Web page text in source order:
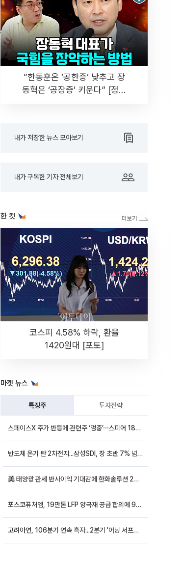
“한동훈은 ‘공한증’ 낮추고 장
동혁은 ‘공장증’ 키운다” [정치
내가 저장한 뉴스 모아보기
내가 구독한 기자 전체보기
한 컷
코스피 4.58% 하락, 환율
1420원대 [포토]
마켓 뉴스
특징주 투자전략
스페이스X 주가 반등에 관련주 ‘껑충’⋯스피어 18%ㆍ에이치브이엠 12%↑
반도체 온기 탄 2차전지...삼성SDI, 장 초반 7% 넘게 껑충
美 태양광 관세 반사이익 기대감에 한화솔루션 20%대·OCI홀딩스 14%대 급등
포스코퓨처엠, 19만톤 LFP 양극재 공급 합의에 9%대 강세
고려아연, 106분기 연속 흑자...2분기 '어닝 서프라이즈'에 장 초반 12%대 강세